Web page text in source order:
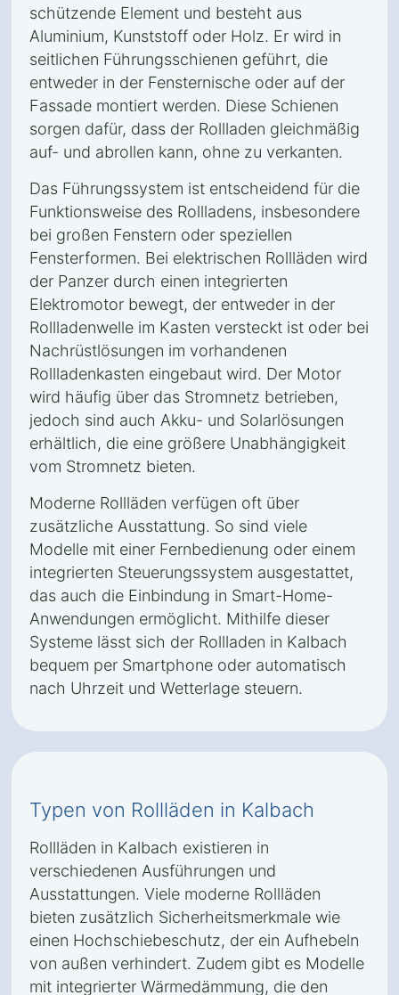
schützende Element und besteht aus
Aluminium, Kunststoff oder Holz. Er wird in
seitlichen Führungsschienen geführt, die
entweder in der Fensternische oder auf der
Fassade montiert werden. Diese Schienen
sorgen dafür, dass der Rollladen gleichmäßig
auf- und abrollen kann, ohne zu verkanten.
Das Führungssystem ist entscheidend für die
Funktionsweise des Rollladens, insbesondere
bei großen Fenstern oder speziellen
Fensterformen. Bei elektrischen Rollläden wird
der Panzer durch einen integrierten
Elektromotor bewegt, der entweder in der
Rollladenwelle im Kasten versteckt ist oder bei
Nachrüstlösungen im vorhandenen
Rollladenkasten eingebaut wird. Der Motor
wird häufig über das Stromnetz betrieben,
jedoch sind auch Akku- und Solarlösungen
erhältlich, die eine größere Unabhängigkeit
vom Stromnetz bieten.
Moderne Rollläden verfügen oft über
zusätzliche Ausstattung. So sind viele
Modelle mit einer Fernbedienung oder einem
integrierten Steuerungssystem ausgestattet,
das auch die Einbindung in Smart-Home-
Anwendungen ermöglicht. Mithilfe dieser
Systeme lässt sich der Rollladen in Kalbach
bequem per Smartphone oder automatisch
nach Uhrzeit und Wetterlage steuern.
Typen von Rollläden in Kalbach
Rollläden in Kalbach existieren in
verschiedenen Ausführungen und
Ausstattungen. Viele moderne Rollläden
bieten zusätzlich Sicherheitsmerkmale wie
einen Hochschiebeschutz, der ein Aufhebeln
von außen verhindert. Zudem gibt es Modelle
mit integrierter Wärmedämmung, die den